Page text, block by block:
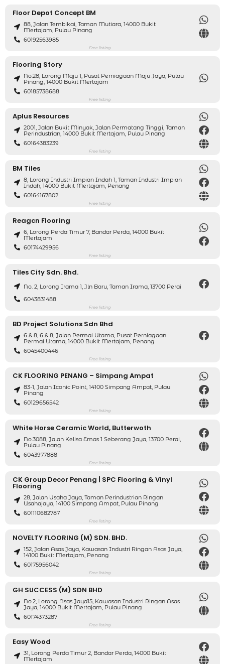
Floor Depot Concept BM
88, Jalan Tembikai, Taman Mutiara, 14000 Bukit
Mertajam, Pulau Pinang
60192563985
Free listing
Flooring Story
No.28, Lorong Maju 1, Pusat Perniagaan Maju Jaya, Pulau
Pinang, 14000 Bukit Mertajam
60185738688
Free listing
Aplus Resources
2001, Jalan Bukit Minyak, Jalan Permatang Tinggi, Taman
Perindustrian, 14000 Bukit Mertajam, Pulau Pinang
60164383239
Free listing
BM Tiles
8, Lorong Industri Impian Indah 1, Taman Industri Impian
Indah, 14000 Bukit Mertajam, Penang
60164167802
Free listing
Reagcn Flooring
6, Lorong Perda Timur 7, Bandar Perda, 14000 Bukit
Mertajam
60174429956
Free listing
Tiles City Sdn. Bhd.
No. 2, Lorong Irama 1, Jln Baru, Taman Irama, 13700 Perai
6043831488
Free listing
BD Project Solutions Sdn Bhd
6 & 8, 6 & 8, Jalan Permai Utama, Pusat Perniagaan
Permai Utama, 14000 Bukit Mertajam, Penang
6045400446
Free listing
CK FLOORING PENANG – Simpang Ampat
83-1, Jalan Iconic Point, 14100 Simpang Ampat, Pulau
Pinang
60129656542
Free listing
White Horse Ceramic World, Butterwoth
No.3088, Jalan Kelisa Emas 1 Seberang Jaya, 13700 Perai,
Pulau Pinang
6043977888
Free listing
CK Group Decor Penang | SPC Flooring & Vinyl
Flooring
28, Jalan Usaha Jaya, Taman Perindustrian Ringan
Usahajaya, 14100 Simpang Ampat, Pulau Pinang
601110682787
Free listing
NOVELTY FLOORING (M) SDN. BHD.
152, Jalan Asas Jaya, Kawasan Industri Ringan Asas Jaya,
14100 Bukit Mertajam, Penang
60175956042
Free listing
GH SUCCESS (M) SDN BHD
No.2, Lorong Asas Jaya15, Kawasan Industri Ringan Asas
Jaya, 14000 Bukit Mertajam, Pulau Pinang
60174373287
Free listing
Easy Wood
31, Lorong Perda Timur 2, Bandar Perda, 14000 Bukit
Mertajam